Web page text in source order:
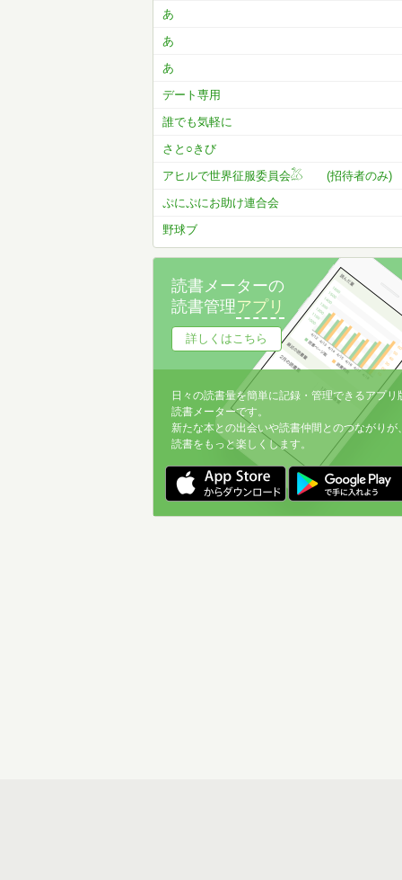
あ
あ
あ
デート専用
誰でも気軽に
さと○きび
アヒルで世界征服委員会𓅷 (招待者のみ)
ぷにぷにお助け連合会
野球ブ
読書メーターの
読書管理アプリ
詳しくはこちら
日々の読書量を簡単に記録・管理できるアプリ
読書メーターです。
新たな本との出会いや読書仲間とのつながりが
読書をもっと楽しくします。